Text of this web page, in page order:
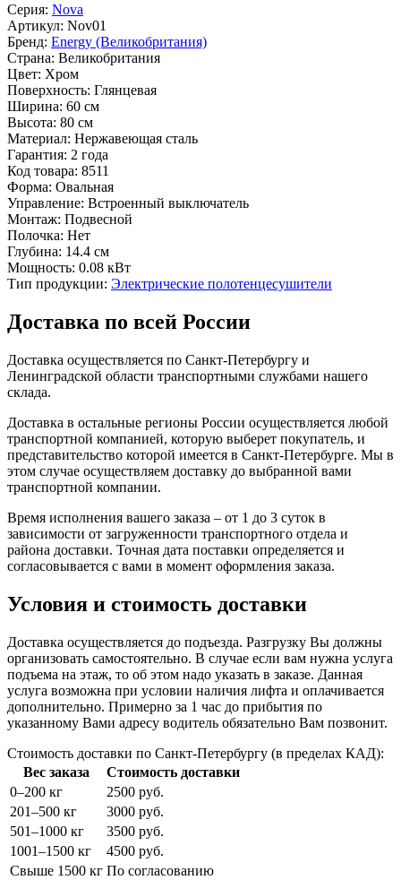
Серия: Nova
Артикул: Nov01
Бренд: Energy (Великобритания)
Страна: Великобритания
Цвет: Хром
Поверхность: Глянцевая
Ширина: 60 см
Высота: 80 см
Материал: Нержавеющая сталь
Гарантия: 2 года
Код товара: 8511
Форма: Овальная
Управление: Встроенный выключатель
Монтаж: Подвесной
Полочка: Нет
Глубина: 14.4 см
Мощность: 0.08 кВт
Тип продукции: Электрические полотенцесушители
Доставка по всей России
Доставка осуществляется по Санкт-Петербургу и
Ленинградской области транспортными службами нашего
склада.
Доставка в остальные регионы России осуществляется любой
транспортной компанией, которую выберет покупатель, и
представительство которой имеется в Санкт-Петербурге. Мы в
этом случае осуществляем доставку до выбранной вами
транспортной компании.
Время исполнения вашего заказа – от 1 до 3 суток в
зависимости от загруженности транспортного отдела и
района доставки. Точная дата поставки определяется и
согласовывается с вами в момент оформления заказа.
Условия и стоимость доставки
Доставка осуществляется до подъезда. Разгрузку Вы должны
организовать самостоятельно. В случае если вам нужна услуга
подъема на этаж, то об этом надо указать в заказе. Данная
услуга возможна при условии наличия лифта и оплачивается
дополнительно. Примерно за 1 час до прибытия по
указанному Вами адресу водитель обязательно Вам позвонит.
Стоимость доставки по Санкт-Петербургу (в пределах КАД):
Вес заказа
Стоимость доставки
0–200 кг
2500 руб.
201–500 кг
3000 руб.
501–1000 кг
3500 руб.
1001–1500 кг
4500 руб.
Свыше 1500 кг По согласованию